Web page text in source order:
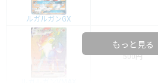
ルガルガンGX
500円
もっと見る